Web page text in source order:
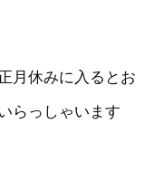
月休みに入るとお
らっしゃいます